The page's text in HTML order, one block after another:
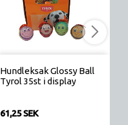
Hundleksak Glossy Ball
Tyrol 35st i display
61,25 SEK